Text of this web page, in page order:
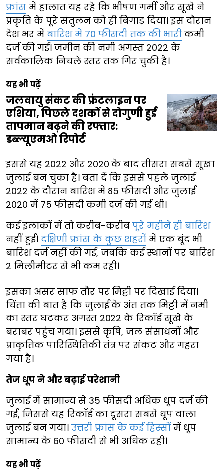
फ्रांस में हालात यह रहे कि भीषण गर्मी और सूखे ने
प्रकृति के पूरे संतुलन को ही बिगाड़ दिया। इस दौरान
देश भर में बारिश में 70 फीसदी तक की भारी कमी
दर्ज की गई। जमीन की नमी अगस्त 2022 के
सर्वकालिक निचले स्तर तक गिर चुकी है।
यह भी पढ़ें
जलवायु संकट की फ्रंटलाइन पर
एशिया, पिछले दशकों से दोगुणी हुई
तापमान बढ़ने की रफ्तार:
डब्ल्यूएमओ रिपोर्ट
इससे यह 2022 और 2020 के बाद तीसरा सबसे सूखा
जुलाई बन चुका है। बता दें कि इससे पहले जुलाई
2022 के दौरान बारिश में 85 फीसदी और जुलाई
2020 में 75 फीसदी कमी दर्ज की गई थी।
कई इलाकों में तो करीब-करीब पूरे महीने ही बारिश
नहीं हुई। दक्षिणी फ्रांस के कुछ शहरों में एक बूंद भी
बारिश दर्ज नहीं की गई, जबकि कई स्थानों पर बारिश
2 मिलीमीटर से भी कम रही।
इसका असर साफ तौर पर मिट्टी पर दिखाई दिया।
चिंता की बात है कि जुलाई के अंत तक मिट्टी में नमी
का स्तर घटकर अगस्त 2022 के रिकॉर्ड सूखे के
बराबर पहुंच गया। इससे कृषि, जल संसाधनों और
प्राकृतिक पारिस्थितिकी तंत्र पर संकट और गहरा
गया है।
तेज धूप ने और बढ़ाई परेशानी
जुलाई में सामान्य से 35 फीसदी अधिक धूप दर्ज की
गई, जिससे यह रिकॉर्ड का दूसरा सबसे धूप वाला
जुलाई बन गया। उत्तरी फ्रांस के कई हिस्सों में धूप
सामान्य के 60 फीसदी से भी अधिक रही।
यह भी पढ़ें